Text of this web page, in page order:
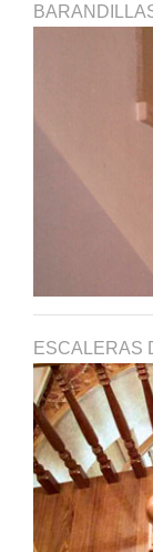
ESCALERAS